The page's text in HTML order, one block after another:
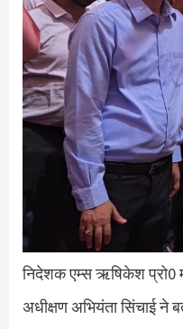
निदेशक एम्स ऋषिकेश प्रो0
अधीक्षण अभियंता सिंचाई ने